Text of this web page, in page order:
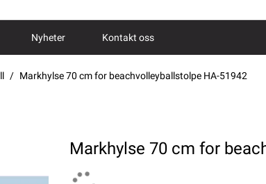
Nyheter Kontakt oss
Markhylse 70 cm for beachvolleyballstolpe HA-51942
Markhylse 70 cm for